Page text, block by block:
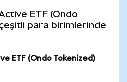
ETF (Ondo
para birimlerinde
ETF (Ondo Tokenized)